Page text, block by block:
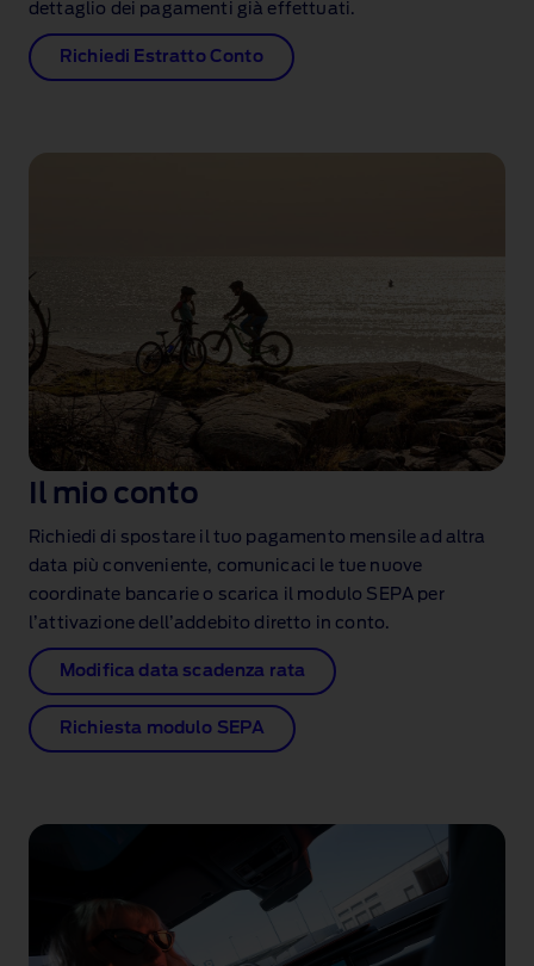
dettaglio dei pagamenti già effettuati.
Richiedi Estratto Conto
Il mio conto
Richiedi di spostare il tuo pagamento mensile ad altra
data più conveniente, comunicaci le tue nuove
coordinate bancarie o scarica il modulo SEPA per
l’attivazione dell’addebito diretto in conto.
Modifica data scadenza rata
Richiesta modulo SEPA